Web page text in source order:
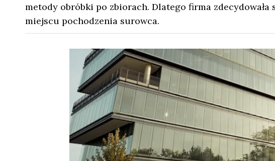
metody obróbki po zbiorach. Dlatego firma
miejscu pochodzenia surowca.